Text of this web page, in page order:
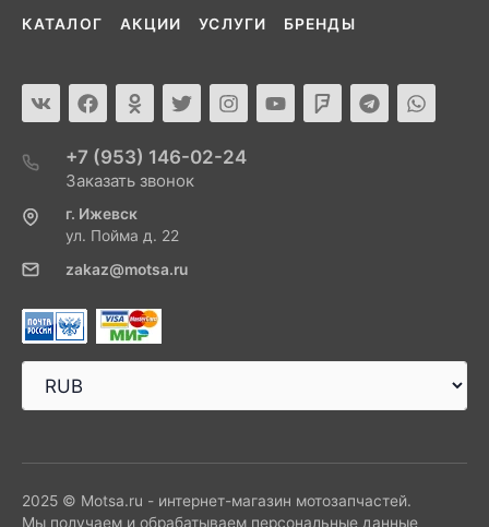
КАТАЛОГ АКЦИИ УСЛУГИ БРЕНДЫ
+7 (953) 146-02-24
Заказать звонок
г. Ижевск
ул. Пойма д. 22
zakaz@motsa.ru
2025 © Motsa.ru - интернет-магазин мотозапчастей.
Мы получаем и обрабатываем персональные данные